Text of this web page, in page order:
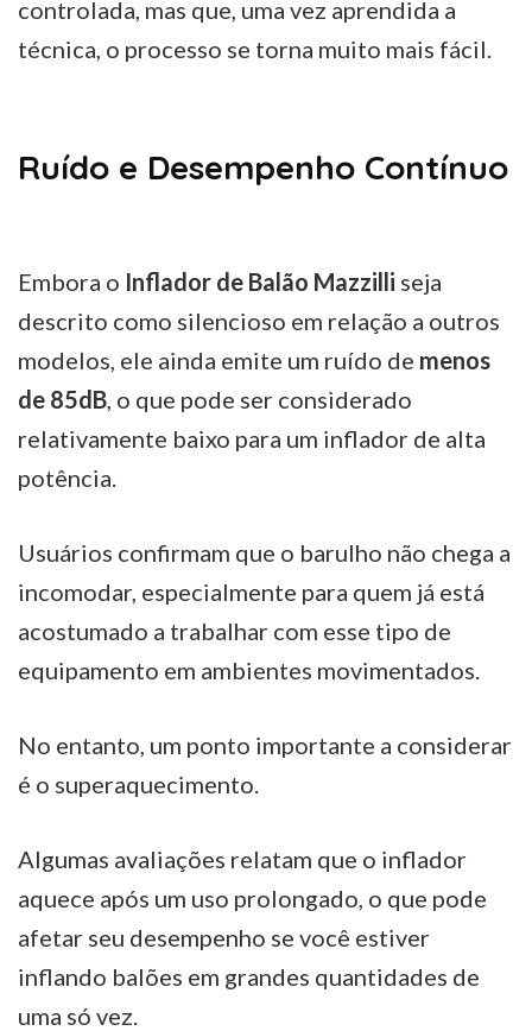
controlada, mas que, uma vez aprendida a
técnica, o processo se torna muito mais fácil.
Ruído e Desempenho Contínuo
Embora o Inflador de Balão Mazzilli seja
descrito como silencioso em relação a outros
modelos, ele ainda emite um ruído de menos
de 85dB, o que pode ser considerado
relativamente baixo para um inflador de alta
potência.
Usuários confirmam que o barulho não chega a
incomodar, especialmente para quem já está
acostumado a trabalhar com esse tipo de
equipamento em ambientes movimentados.
No entanto, um ponto importante a considerar
é o superaquecimento.
Algumas avaliações relatam que o inflador
aquece após um uso prolongado, o que pode
afetar seu desempenho se você estiver
inflando balões em grandes quantidades de
uma só vez.